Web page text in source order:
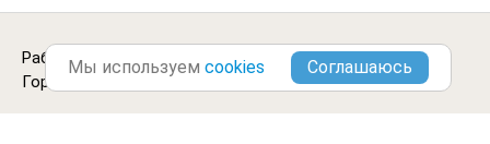
Работа продавцом-кассиром в Слюдянке.
Городские Вакансии ©2013-2026
Мы используем cookies